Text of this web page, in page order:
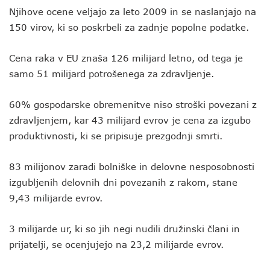
Njihove ocene veljajo za leto 2009 in se naslanjajo na
150 virov, ki so poskrbeli za zadnje popolne podatke.
Cena raka v EU znaša 126 milijard letno, od tega je
samo 51 milijard potrošenega za zdravljenje.
60% gospodarske obremenitve niso stroški povezani z
zdravljenjem, kar 43 milijard evrov je cena za izgubo
produktivnosti, ki se pripisuje prezgodnji smrti.
83 milijonov zaradi bolniške in delovne nesposobnosti
izgubljenih delovnih dni povezanih z rakom, stane
9,43 milijarde evrov.
3 milijarde ur, ki so jih negi nudili družinski člani in
prijatelji, se ocenjujejo na 23,2 milijarde evrov.